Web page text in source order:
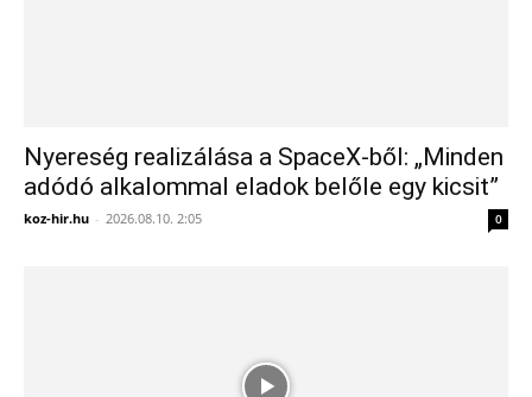
Nyereség realizálása a SpaceX-ből: „Minden
adódó alkalommal eladok belőle egy kicsit”
koz-hir.hu - 2026.08.10. 2:05 0